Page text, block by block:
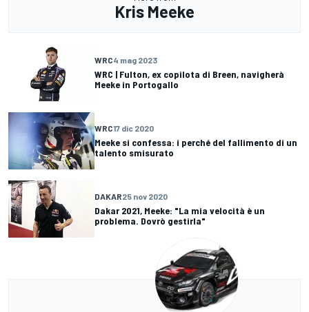
Kris Meeke
WRC4 mag 2023
WRC | Fulton, ex copilota di Breen, navigherà
Meeke in Portogallo
WRC17 dic 2020
Meeke si confessa: i perché del fallimento di un
talento smisurato
DAKAR25 nov 2020
Dakar 2021, Meeke: "La mia velocità è un
problema. Dovrò gestirla"